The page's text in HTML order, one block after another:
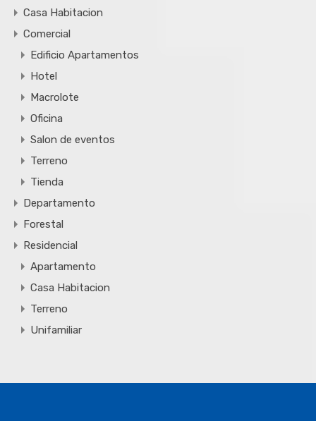
Casa Habitacion
Comercial
Edificio Apartamentos
Hotel
Macrolote
Oficina
Salon de eventos
Terreno
Tienda
Departamento
Forestal
Residencial
Apartamento
Casa Habitacion
Terreno
Unifamiliar